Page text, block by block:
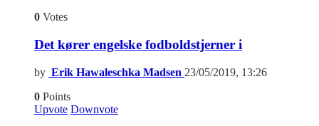
0 Votes
Det kører engelske fodboldstjerner i
by Erik Hawaleschka Madsen 23/05/2019, 13:26
0 Points
Upvote Downvote